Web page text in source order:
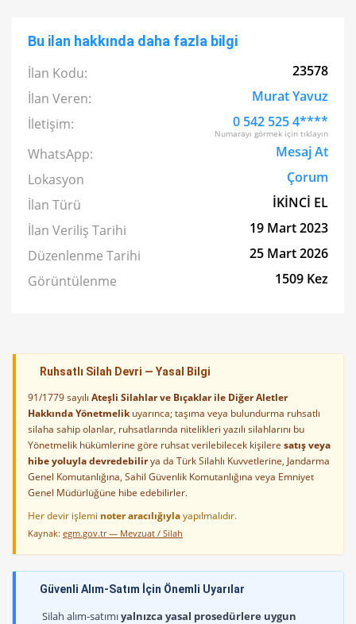
Bu ilan hakkında daha fazla bilgi
İlan Kodu:
23578
İlan Veren:
Murat Yavuz
İletişim:
0 542 525 4****
Numarayı görmek için tıklayın
WhatsApp:
Mesaj At
Lokasyon
Çorum
İlan Türü
İKİNCİ EL
İlan Veriliş Tarihi
19 Mart 2023
Düzenlenme Tarihi
25 Mart 2026
Görüntülenme
1509 Kez
Ruhsatlı Silah Devri — Yasal Bilgi
91/1779 sayılı Ateşli Silahlar ve Bıçaklar ile Diğer Aletler
Hakkında Yönetmelikuyarınca; taşıma veya bulundurma ruhsatlı
silaha sahip olanlar, ruhsatlarında nitelikleri yazılı silahlarını bu
Yönetmelik hükümlerine göre ruhsat verilebilecek kişilere satış veya
hibe yoluyla devredebilirya da Türk Silahlı Kuvvetlerine, Jandarma
Genel Komutanlığına, Sahil Güvenlik Komutanlığına veya Emniyet
Genel Müdürlüğüne hibe edebilirler.
Her devir işlemi noter aracılığıylayapılmalıdır.
Kaynak: egm.gov.tr — Mevzuat / Silah
Güvenli Alım-Satım İçin Önemli Uyarılar
Silah alım-satımıyalnızca yasal prosedürlere uygun